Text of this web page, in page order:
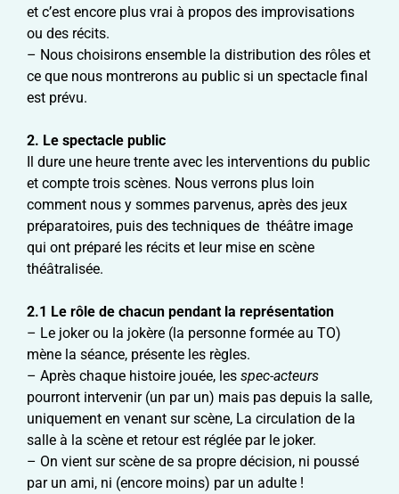
et c’est encore plus vrai à propos des improvisations
ou des récits.
– Nous choisirons ensemble la distribution des rôles et
ce que nous montrerons au public si un spectacle final
est prévu.
2. Le spectacle public
Il dure une heure trente avec les interventions du public
et compte trois scènes. Nous verrons plus loin
comment nous y sommes parvenus, après des jeux
préparatoires, puis des techniques de théâtre image
qui ont préparé les récits et leur mise en scène
théâtralisée.
2.1 Le rôle de chacun pendant la représentation
– Le joker ou la jokère (la personne formée au TO)
mène la séance, présente les règles.
– Après chaque histoire jouée, les spec-acteurs
pourront intervenir (un par un) mais pas depuis la salle,
uniquement en venant sur scène, La circulation de la
salle à la scène et retour est réglée par le joker.
– On vient sur scène de sa propre décision, ni poussé
par un ami, ni (encore moins) par un adulte !